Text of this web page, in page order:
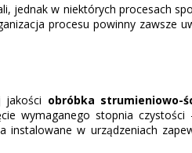
jednak w niektórych procesach
procesu powinny zawsze
jakości obróbka strumieniowo-
wymaganego stopnia czystości
instalowane w urządzeniach